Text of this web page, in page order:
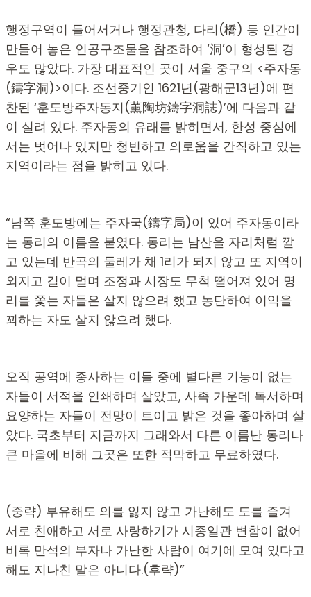
행정구역이 들어서거나 행정관청, 다리(橋) 등 인간이
만들어 놓은 인공구조물을 참조하여 ‘洞’이 형성된 경
우도 많았다. 가장 대표적인 곳이 서울 중구의 <주자동
(鑄字洞)>이다. 조선중기인 1621년(광해군13년)에 편
찬된 ‘훈도방주자동지(薰陶坊鑄字洞誌)’에 다음과 같
이 실려 있다. 주자동의 유래를 밝히면서, 한성 중심에
서는 벗어나 있지만 청빈하고 의로움을 간직하고 있는
지역이라는 점을 밝히고 있다.
“남쪽 훈도방에는 주자국(鑄字局)이 있어 주자동이라
는 동리의 이름을 붙였다. 동리는 남산을 자리처럼 깔
고 있는데 반곡의 둘레가 채 1리가 되지 않고 또 지역이
외지고 길이 멀며 조정과 시장도 무척 떨어져 있어 명
리를 쫓는 자들은 살지 않으려 했고 농단하여 이익을
꾀하는 자도 살지 않으려 했다.
오직 공역에 종사하는 이들 중에 별다른 기능이 없는
자들이 서적을 인쇄하며 살았고, 사족 가운데 독서하며
요양하는 자들이 전망이 트이고 밝은 것을 좋아하며 살
았다. 국초부터 지금까지 그래와서 다른 이름난 동리나
큰 마을에 비해 그곳은 또한 적막하고 무료하였다.
(중략) 부유해도 의를 잃지 않고 가난해도 도를 즐겨
서로 친애하고 서로 사랑하기가 시종일관 변함이 없어
비록 만석의 부자나 가난한 사람이 여기에 모여 있다고
해도 지나친 말은 아니다.(후략)”